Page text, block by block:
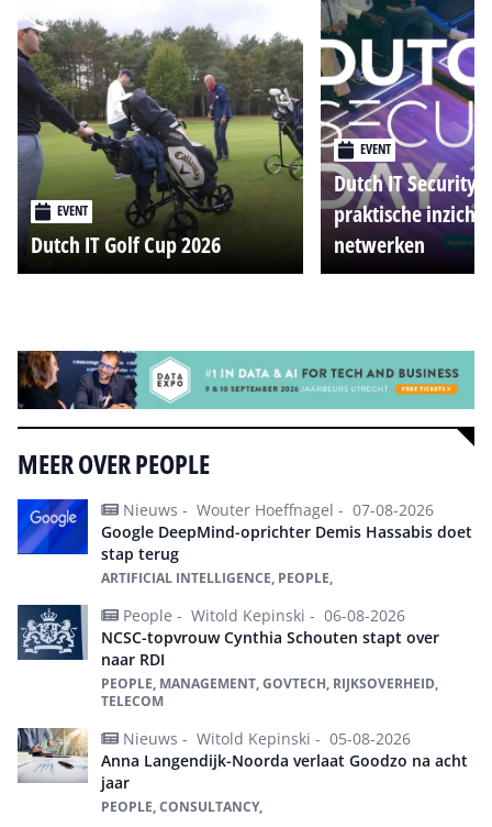
EVENT
Dutch IT Golf Cup 2026
EVENT
Dutch IT Security
praktische
netwerken
MEER OVER PEOPLE
Nieuws - Wouter Hoeffnagel - 07-08-2026
Google DeepMind-oprichter Demis Hassabis doet
stap terug
ARTIFICIAL INTELLIGENCE, PEOPLE,
People - Witold Kepinski - 06-08-2026
NCSC-topvrouw Cynthia Schouten stapt over
naar RDI
PEOPLE, MANAGEMENT, GOVTECH, RIJKSOVERHEID,
TELECOM
Nieuws - Witold Kepinski - 05-08-2026
Anna Langendijk-Noorda verlaat Goodzo na acht
jaar
PEOPLE, CONSULTANCY,